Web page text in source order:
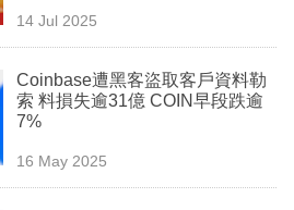
14 Jul 2025
Coinbase遭黑客盜取客戶資料勒
索 料損失逾31億 COIN早段跌逾
7%
16 May 2025